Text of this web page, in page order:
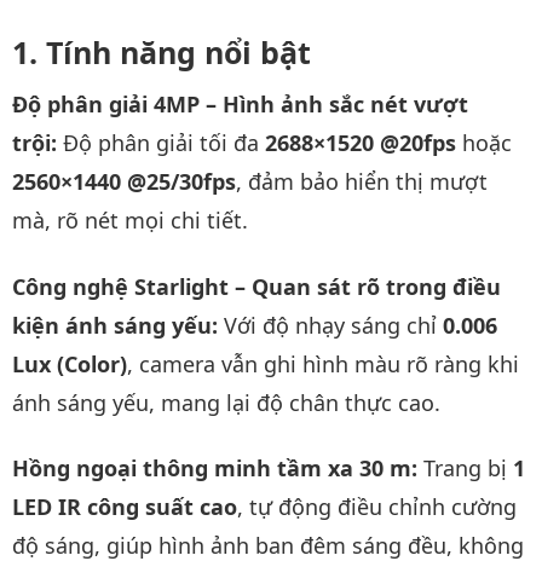
Tính năng nổi bật
Độ phân giải 4MP – Hình ảnh sắc nét vượt
trội: Độ phân giải tối đa 2688×1520 @20fps hoặc
2560×1440 @25/30fps, đảm bảo hiển thị mượt
mà, rõ nét mọi chi tiết.
Công nghệ Starlight – Quan sát rõ trong điều
kiện ánh sáng yếu: Với độ nhạy sáng chỉ 0.006
Lux (Color), camera vẫn ghi hình màu rõ ràng khi
ánh sáng yếu, mang lại độ chân thực cao.
Hồng ngoại thông minh tầm xa 30 m: Trang bị 1
LED IR công suất cao, tự động điều chỉnh cường
độ sáng, giúp hình ảnh ban đêm sáng đều, không